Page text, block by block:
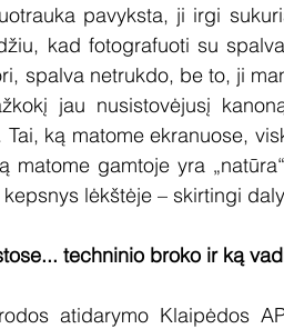
pavyksta, ji irgi
kad fotografuoti su
spalva netrukdo, be to, ji
jau nusistovėjusį
ką matome ekranuose,
matome gamtoje yra
lėkštėje – skirtingi
techninio broko ir ką
atidarymo Klaipėdos